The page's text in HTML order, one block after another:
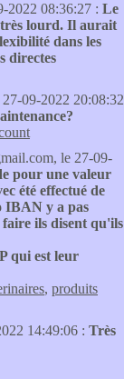
2022 08:36:27 : Le
très lourd. Il aurait
dans les
directes
09-2022 20:08:32
le 27-09-
pour une valeur
été effectué de
IBAN y a pas
ils disent qu'ils
qui est leur
, produits
14:49:06 : Très